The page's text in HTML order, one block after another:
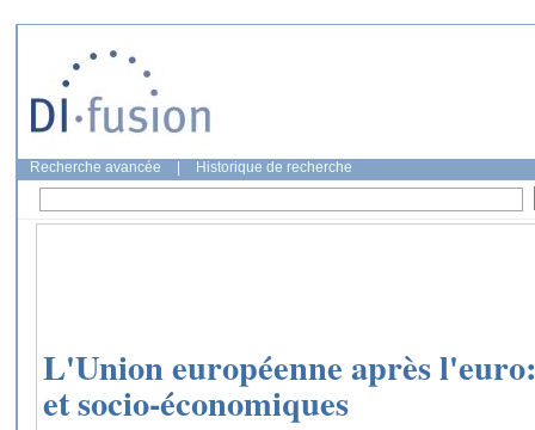
Recherche avancée Historique de recherche
L'Union européenne après
et socio-économiques